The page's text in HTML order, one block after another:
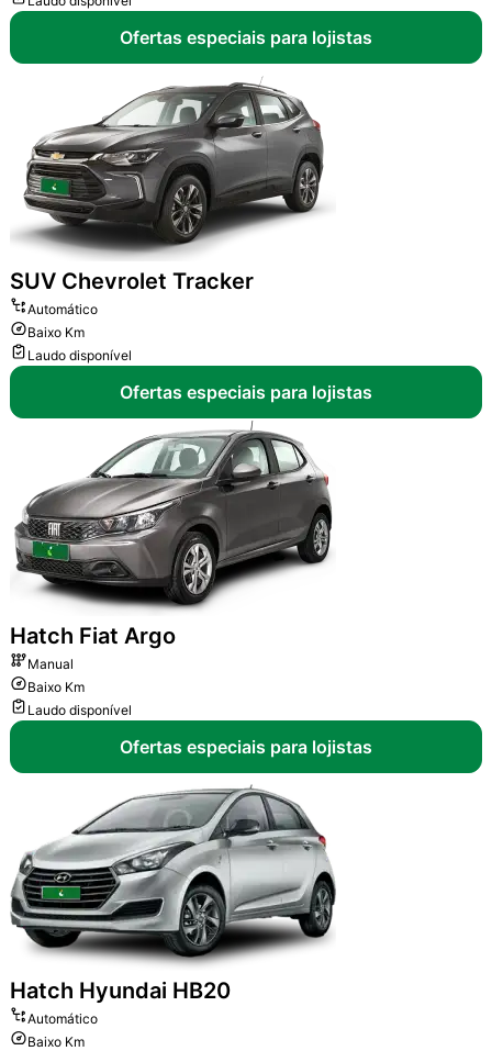
Ofertas especiais para lojistas
SUV Chevrolet Tracker
Automático
Baixo Km
Laudo disponível
Ofertas especiais para lojistas
Hatch Fiat Argo
Manual
Baixo Km
Laudo disponível
Ofertas especiais para lojistas
Hatch Hyundai HB20
Automático
Baixo Km